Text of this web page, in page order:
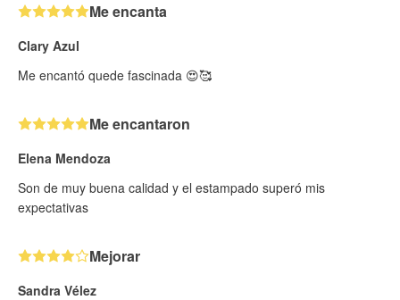
Me encanta
Clary Azul
Me encantó quede fascinada 😍🥰
Me encantaron
Elena Mendoza
Son de muy buena calidad y el estampado superó mis
expectativas
Mejorar
Sandra Vélez